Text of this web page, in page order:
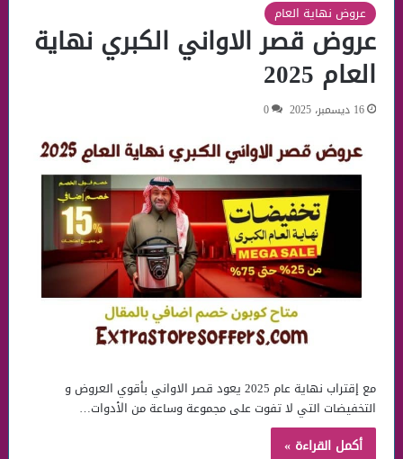
عروض نهاية العام
عروض قصر الاواني الكبري نهاية
العام 2025
16 ديسمبر، 2025 0
مع إقتراب نهاية عام 2025 يعود قصر الاواني بأقوي العروض و
التخفيضات التي لا تفوت على مجموعة وساعة من الأدوات…
أكمل القراءة »